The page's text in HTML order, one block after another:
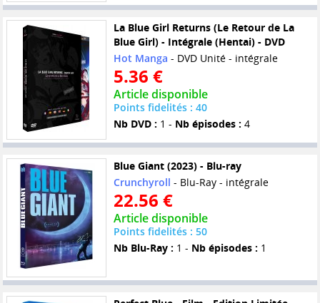
La Blue Girl Returns (Le Retour de La
Blue Girl) - Intégrale (Hentai) - DVD
Hot Manga - DVD Unité - intégrale
5.36 €
Article disponible
Points fidelités : 40
Nb DVD : 1 - Nb épisodes : 4
Blue Giant (2023) - Blu-ray
Crunchyroll - Blu-Ray - intégrale
22.56 €
Article disponible
Points fidelités : 50
Nb Blu-Ray : 1 - Nb épisodes : 1